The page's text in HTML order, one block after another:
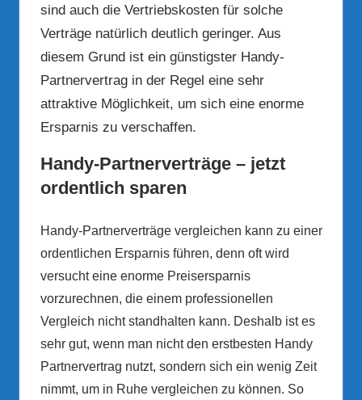
sind auch die Vertriebskosten für solche
Verträge natürlich deutlich geringer. Aus
diesem Grund ist ein günstigster Handy-
Partnervertrag in der Regel eine sehr
attraktive Möglichkeit, um sich eine enorme
Ersparnis zu verschaffen.
Handy-Partnerverträge – jetzt
ordentlich sparen
Handy-Partnerverträge vergleichen kann zu einer
ordentlichen Ersparnis führen, denn oft wird
versucht eine enorme Preisersparnis
vorzurechnen, die einem professionellen
Vergleich nicht standhalten kann. Deshalb ist es
sehr gut, wenn man nicht den erstbesten Handy
Partnervertrag nutzt, sondern sich ein wenig Zeit
nimmt, um in Ruhe vergleichen zu können. So